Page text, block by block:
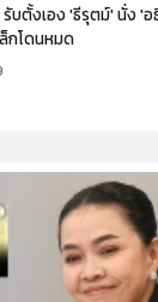
บตั้งเอง 'ธีรุตม์' นั่ง '
กโดนหมด